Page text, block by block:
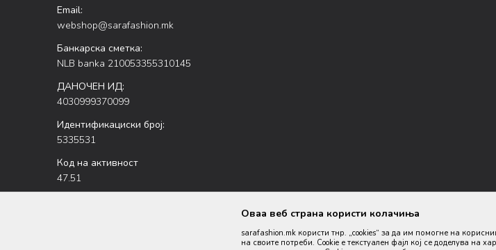
Email:
webshop@sarafashion.mk
Банкарска сметка:
NLB banka 210053355310145
ДАНОЧЕН ИД:
4030999370099
Идентификациски број:
5335531
Код на активност
47.51
Оваа веб страна користи колачиња
sarafashion.mk користи тнр. „cookies“ за да им помогне на
на своите потреби. Cookie е текстуален фајл кој се доделува на